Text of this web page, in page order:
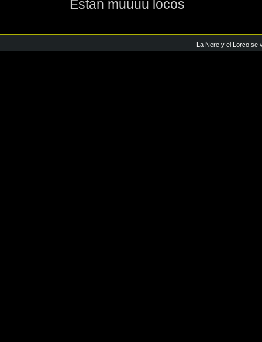
Estan muuuu locos
La Nere y el Lorco se